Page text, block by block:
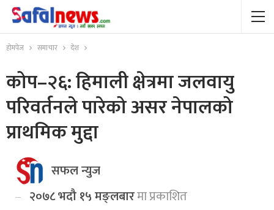
होमपेज समाचार देश
कोप–२६: हिमाली क्षेत्रमा जलवायु
परिवर्तनले पारेको असर नेपालको
प्राथमिक मुद्दा
सफल न्युज
२०७८ भदौ १५ मङ्लबारमा प्रकाशित